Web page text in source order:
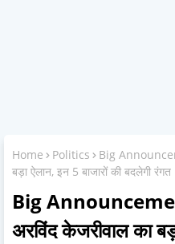
Home Politics
Big
बड़ा ऐलान, इन 5 बाजारों की बदलेगी रंगत
Big
अरविंद केजरीवाल का